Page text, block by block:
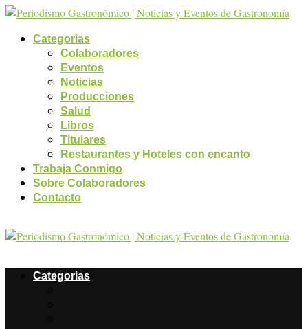
Categorias
Colaboradores
Eventos
Noticias
Producciones
Salud
Libros
Titulares
Restaurantes y Hoteles con encanto
Trabaja Conmigo
Sobre Colaboradores
Contacto
Categorias